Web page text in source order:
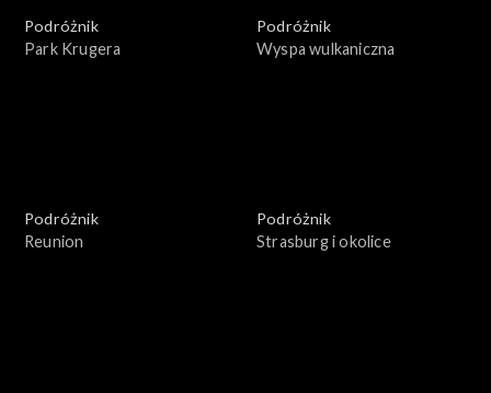
Podróżnik
Park Krugera
Podróżnik
Wyspa wulkaniczna
Podróżnik
Reunion
Podróżnik
Strasburg i okolice